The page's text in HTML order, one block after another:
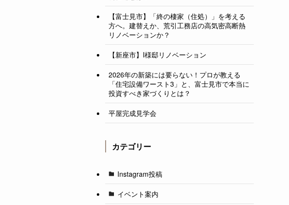
【富士見市】「終の棲家（住処）」を考える
方へ。建替えか、荒引工務店の高気密高断熱
リノベーションか？
【新座市】I様邸リノベーション
2026年の新築には要らない！プロが教える
「住宅設備ワースト3」と、富士見市で本当に
投資すべき家づくりとは？
平屋完成見学会
カテゴリー
Instagram投稿
イベント案内